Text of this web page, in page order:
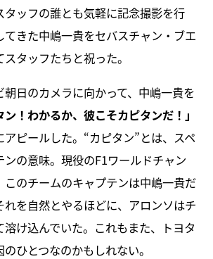
タッフの誰とも気軽に記念撮影を行
てきた中嶋一貴をセバスチャン・ブエ
タッフたちと祝った。
朝日のカメラに向かって、中嶋一貴を
ン！わかるか、彼こそカピタンだ！」
アピールした。“カピタン”とは、スペ
ンの意味。現役のF1ワールドチャン
このチームのキャプテンは中嶋一貴だ
れを自然とやるほどに、アロンソはチ
け込んでいた。これもまた、トヨタ
ひとつなのかもしれない。